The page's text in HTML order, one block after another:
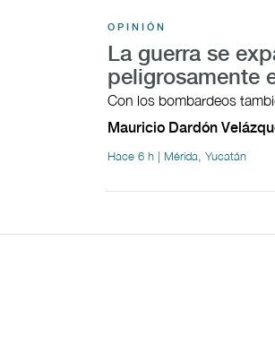
OPINIÓN
La guerra se
peligrosamente
Con los bombardeos
Mauricio Dardón
Hace 6 h | Mérida, Yucatán